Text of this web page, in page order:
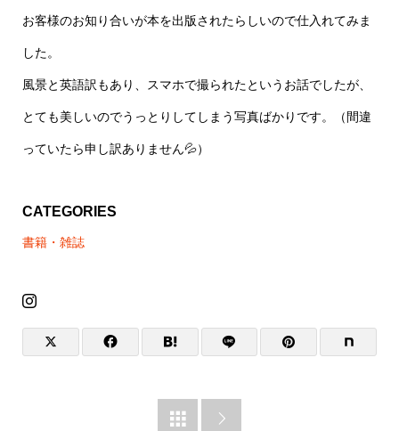
お客様のお知り合いが本を出版されたらしいので仕入れてみま
した。
風景と英語訳もあり、スマホで撮られたというお話でしたが、
とても美しいのでうっとりしてしまう写真ばかりです。（間違
っていたら申し訳ありません💦）
CATEGORIES
書籍・雑誌
 